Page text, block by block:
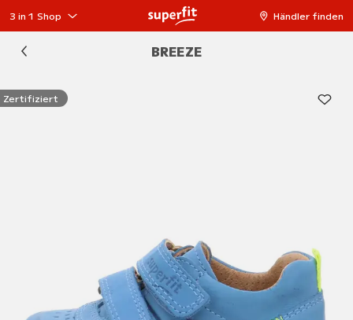
3 in 1 Shop Händler finden
BREEZE
Zertifiziert